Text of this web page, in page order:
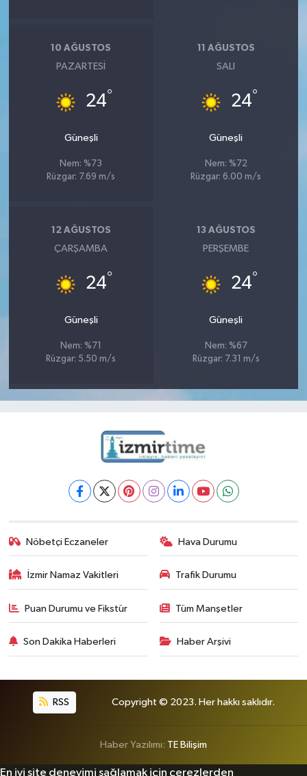
10 AĞUSTOS
PAZARTESI
24°
Güneşli
Nem: %73
Rüzgar: 7.69 m/s
11 AĞUSTOS
SALI
24°
Güneşli
Nem: %72
Rüzgar: 6.00 m/s
12 AĞUSTOS
ÇARŞAMBA
24°
Güneşli
Nem: %71
Rüzgar: 5.50 m/s
13 AĞUSTOS
PERŞEMBE
24°
Güneşli
Nem: %67
Rüzgar: 7.31 m/s
Nöbetçi Eczaneler Hava Durumu
İzmir Namaz Vakitleri Trafik Durumu
Puan Durumu ve Fikstür Tüm Manşetler
Son Dakika Haberleri Haber Arşivi
RSS Copyright © 2023. Her hakkı saklıdır.
Haber Yazılımı: TE Bilişim
En iyi site deneyimi sağlamak için çerezlerden